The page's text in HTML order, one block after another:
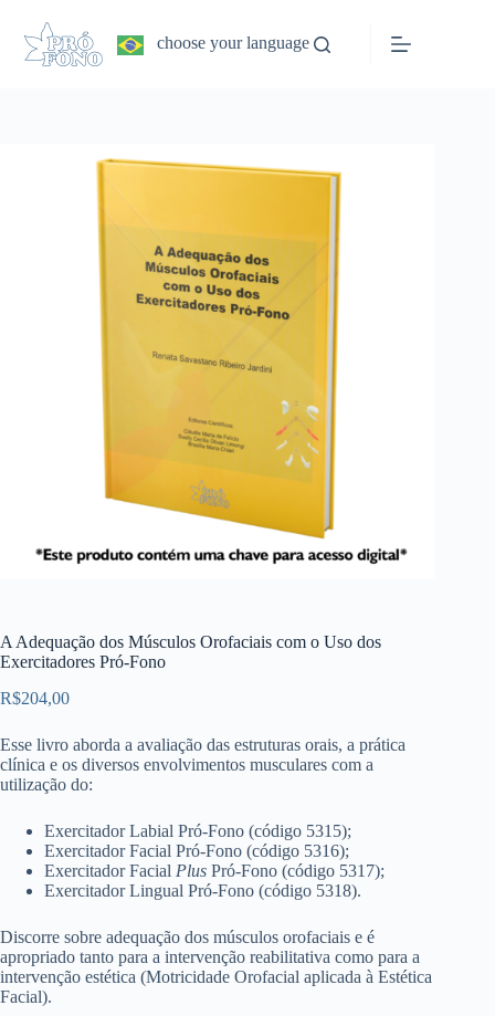
conteúdo
choose your language
A Adequação dos Músculos Orofaciais com o Uso dos
Exercitadores Pró-Fono
R$204,00
Esse livro aborda a avaliação das estruturas orais, a prática
clínica e os diversos envolvimentos musculares com a
utilização do:
Exercitador Labial Pró-Fono (código 5315);
Exercitador Facial Pró-Fono (código 5316);
Exercitador Facial Plus Pró-Fono (código 5317);
Exercitador Lingual Pró-Fono (código 5318).
Discorre sobre adequação dos músculos orofaciais e é
apropriado tanto para a intervenção reabilitativa como para a
intervenção estética (Motricidade Orofacial aplicada à Estética
Facial).